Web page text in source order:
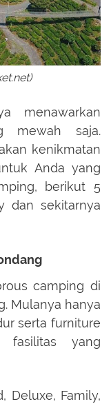
menawarkan
mewah saja.
kenikmatan
Anda yang
berikut 5
dan sekitarnya
camping di
Mulanya hanya
serta furniture
yang
Deluxe, Family,